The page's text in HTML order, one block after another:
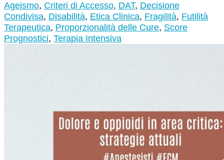
Ageismo, Criteri di Accesso, DAT, Decisione
Condivisa, Disabilità, Etica Clinica, Fragilità, Futilità
Terapeutica, Proporzionalità delle Cure, Score
Prognostici, Terapia Intensiva